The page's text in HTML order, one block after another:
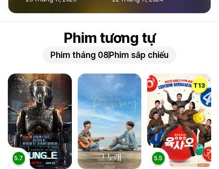
Phim tương tự
Phim tháng 08 Phim sắp chiếu
T13